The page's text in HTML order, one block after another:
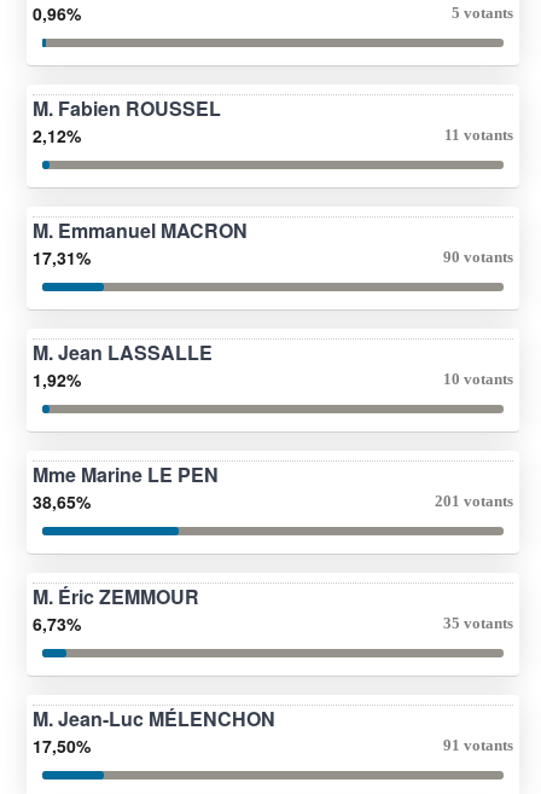
0,96% 5 votants
M. Fabien ROUSSEL
2,12% 11 votants
M. Emmanuel MACRON
17,31% 90 votants
M. Jean LASSALLE
1,92% 10 votants
Mme Marine LE PEN
38,65% 201 votants
M. Éric ZEMMOUR
6,73% 35 votants
M. Jean-Luc MÉLENCHON
17,50% 91 votants